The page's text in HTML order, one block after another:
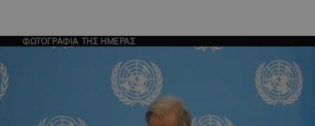
ΦΩΤΟΓΡΑΦΙΑ ΤΗΣ ΗΜΕΡΑΣ